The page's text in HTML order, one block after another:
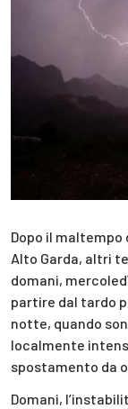
Dopo il maltempo
Alto Garda, altri
domani,
partire dal tardo
notte, quando
localmente
spostamento da
Domani,